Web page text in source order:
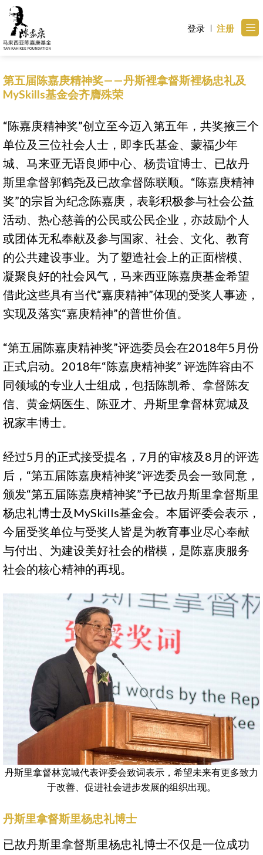
Skip
content
登录 注册
第五届陈嘉庚精神奖——丹斯裡拿督斯裡杨忠礼及
MySkills基金会齐膺殊荣
“陈嘉庚精神奖”创立至今迈入第五年，共奖掖三个
单位及三位社会人士，即李氏基金、蒙福少年
城、马来亚无语良师中心、杨贵谊博士、已故丹
斯里拿督郭鹤尧及已故拿督陈联顺。“陈嘉庚精神
奖”的宗旨为纪念陈嘉庚，表彰积极参与社会公益
活动、热心慈善的公民或公民企业，亦鼓励个人
或团体无私奉献及参与国家、社会、文化、教育
的公共建设事业。为了塑造社会上的正面楷模、
凝聚良好的社会风气，马来西亚陈嘉庚基金希望
借此这些具有当代“嘉庚精神”体现的受奖人事迹，
实现及落实“嘉庚精神”的普世价值。
“第五届陈嘉庚精神奖”评选委员会在2018年5月份
正式启动。2018年“陈嘉庚精神奖” 评选阵容由不
同领域的专业人士组成，包括陈凯希、拿督陈友
信、黄金炳医生、陈亚才、丹斯里拿督林宽城及
祝家丰博士。
经过5月的正式接受提名，7月的审核及8月的评选
后，“第五届陈嘉庚精神奖”评选委员会一致同意，
颁发“第五届陈嘉庚精神奖”予已故丹斯里拿督斯里
杨忠礼博士及MySkills基金会。本届评委会表示，
今届受奖单位与受奖人皆是为教育事业尽心奉献
与付出、为建设美好社会的楷模，是陈嘉庚服务
社会的核心精神的再现。
丹斯里拿督林宽城代表评委会致词表示，希望未来有更多致力
于改善、促进社会进步发展的组织出现。
丹斯里拿督斯里杨忠礼博士
已故丹斯里拿督斯里杨忠礼博士不仅是一位成功